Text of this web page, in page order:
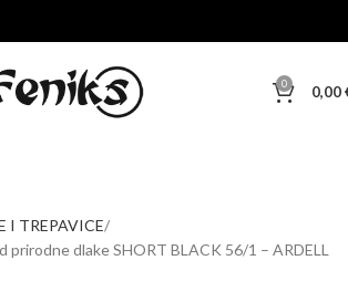
0 0,00
I TREPAVICE
prirodne dlake SHORT BLACK 56/1 – ARDELL